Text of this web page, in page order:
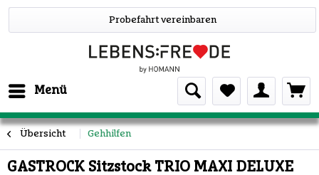
Probefahrt vereinbaren
Menü
Übersicht Gehhilfen
GASTROCK Sitzstock TRIO MAXI DELUXE